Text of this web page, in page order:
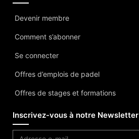
Devenir membre
Comment s’abonner
Se connecter
Offres d’emplois de padel
Offres de stages et formations
Inscrivez-vous à notre Newsletter